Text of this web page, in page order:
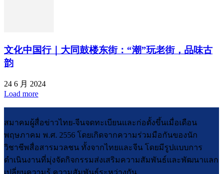
文化中国行｜大同鼓楼东街：“潮”玩老街，品味古
韵
24 6 月 2024
Load more
สมาคมผู้สื่อข่าวไทย-จีนจดทะเบียนและก่อตั้งขึ้นเมื่อเดือน
พฤษภาคม พ.ศ. 2556 โดยเกิดจากความร่วมมือกันของนัก
วิชาชีพสื่อสารมวลชน ทั้งจากไทยและจีน โดยมีรูปแบบการ
ดำเนินงานที่มุ่งจัดกิจกรรมส่งเสริมความสัมพันธ์และพัฒนาแลก
เปลี่ยนความรู้ ความสัมพันธ์ระหว่างกัน